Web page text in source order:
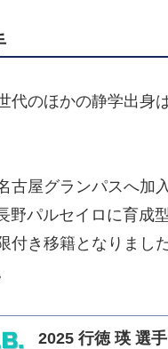
代のほかの静学出身
古屋グランパスへ加
野パルセイロに育成
付き移籍となりまし
2025 行徳 瑛 選手